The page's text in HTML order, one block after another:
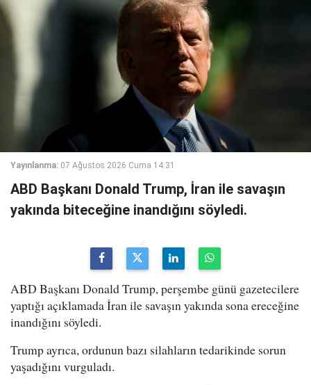
Yayınlanma: 07 Ağustos 2026 Cuma 14:31
ABD Başkanı Donald Trump, İran ile savaşın
yakında biteceğine inandığını söyledi.
ABD Başkanı Donald Trump, perşembe günü gazetecilere
yaptığı açıklamada İran ile savaşın yakında sona ereceğine
inandığını söyledi.
Trump ayrıca, ordunun bazı silahların tedarikinde sorun
yaşadığını vurguladı.